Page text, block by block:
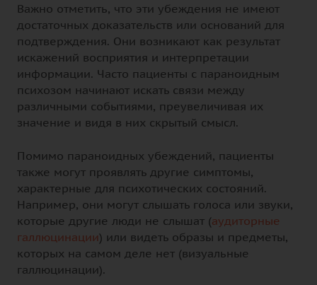
Важно отметить, что эти убеждения не имеют
достаточных доказательств или оснований для
подтверждения. Они возникают как результат
искажений восприятия и интерпретации
информации. Часто пациенты с параноидным
психозом начинают искать связи между
различными событиями, преувеличивая их
значение и видя в них скрытый смысл.
Помимо параноидных убеждений, пациенты
также могут проявлять другие симптомы,
характерные для психотических состояний.
Например, они могут слышать голоса или звуки,
которые другие люди не слышат (аудиторные
галлюцинации) или видеть образы и предметы,
которых на самом деле нет (визуальные
галлюцинации).